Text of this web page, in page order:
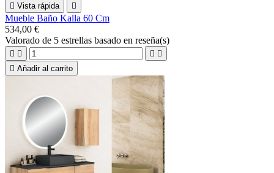
 Vista rápida 
Mueble Baño Kalla 60 Cm
534,00 €
Valorado de 5 estrellas basado en reseña(s)
   
 Añadir al carrito